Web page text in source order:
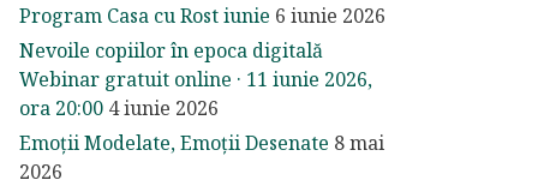
Program Casa cu Rost iunie 6 iunie 2026
Nevoile copiilor în epoca digitală
Webinar gratuit online · 11 iunie 2026,
ora 20:00 4 iunie 2026
Emoții Modelate, Emoții Desenate 8 mai
2026